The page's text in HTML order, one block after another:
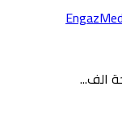
الف...